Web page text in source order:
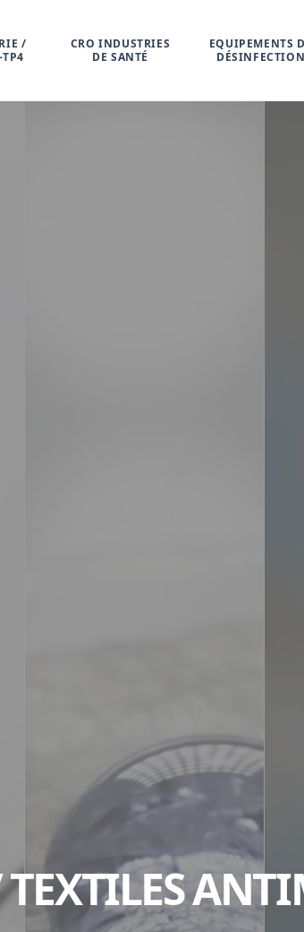
/
CRO INDUSTRIES
DE SANTÉ
EQUIPEMENTS
DÉSINFECTION